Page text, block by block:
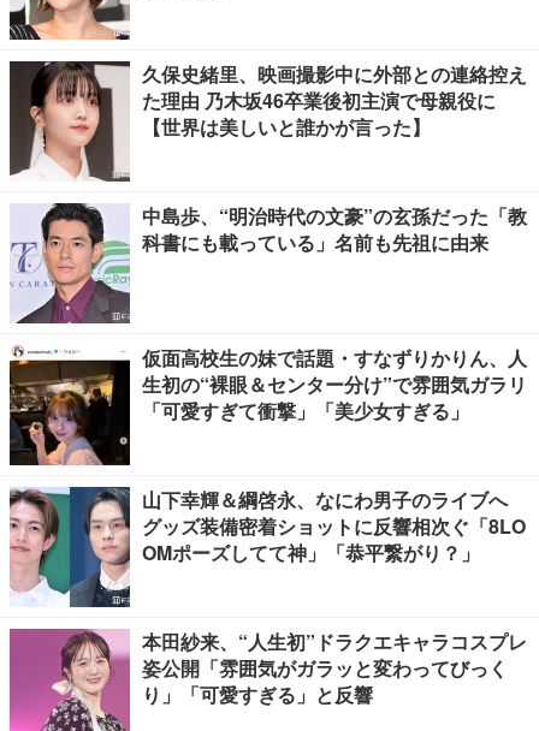
久保史緒里、映画撮影中に外部との連絡控え
た理由 乃木坂46卒業後初主演で母親役に
【世界は美しいと誰かが言った】
中島歩、“明治時代の文豪”の玄孫だった「教
科書にも載っている」名前も先祖に由来
仮面高校生の妹で話題・すなずりかりん、人
生初の“裸眼＆センター分け”で雰囲気ガラリ
「可愛すぎて衝撃」「美少女すぎる」
山下幸輝＆綱啓永、なにわ男子のライブへ
グッズ装備密着ショットに反響相次ぐ「8LO
OMポーズしてて神」「恭平繋がり？」
本田紗来、“人生初”ドラクエキャラコスプレ
姿公開「雰囲気がガラッと変わってびっく
り」「可愛すぎる」と反響